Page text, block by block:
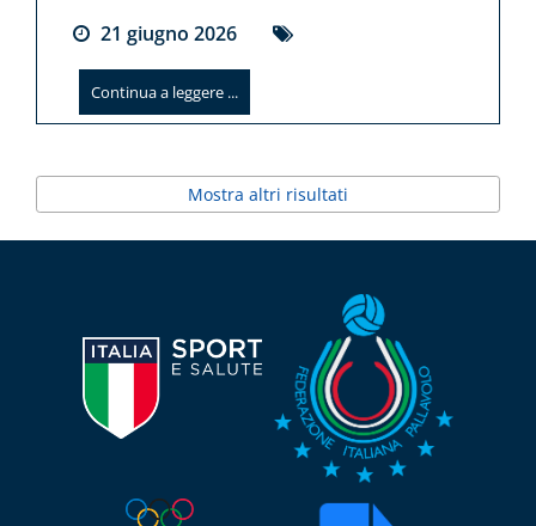
21 giugno 2026
Continua a leggere ...
Mostra altri risultati